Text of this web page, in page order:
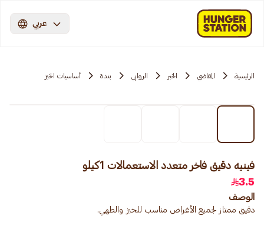
عربي
الرئيسية المقاضي الخبر الروابي بندة أساسيات الخبز
فينيه دقيق فاخر متعدد الاستعمالات 1كيلو
3.5
الوصف
دقيق ممتاز لجميع الأغراض مناسب للخبز والطهي.